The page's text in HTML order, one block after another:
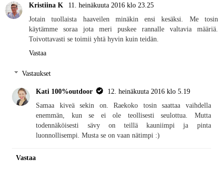
Kristiina K
11. heinäkuuta 2016 klo 23.25
Jotain tuollaista haaveilen minäkin ensi kesäksi. Me tosin
käytämme soraa jota meri puskee rannalle valtavia määriä.
Toivottavasti se toimii yhtä hyvin kuin teidän.
Vastaa
Vastaukset
Kati 100%outdoor
12. heinäkuuta 2016 klo 5.19
Samaa kiveä sekin on. Raekoko tosin saattaa vaihdella
enemmän, kun se ei ole teollisesti seulottua. Mutta
todennäköisesti sävy on teillä kauniimpi ja pinta
luonnollisempi. Musta se on vaan nätimpi :)
Vastaa